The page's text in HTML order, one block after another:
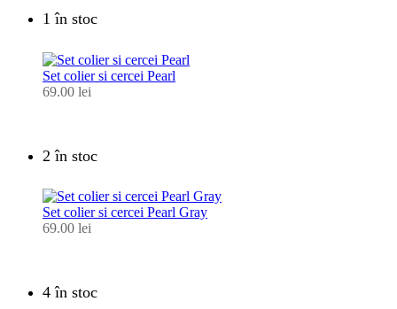
1 în stoc
Set colier si cercei Pearl
69.00 lei
2 în stoc
Set colier si cercei Pearl Gray
69.00 lei
4 în stoc